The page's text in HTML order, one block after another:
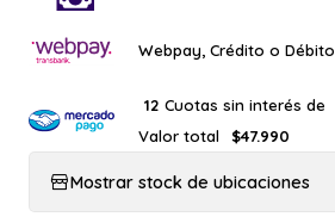
Webpay, Crédito o Débito
12 Cuotas sin interés de
Valor total
$47.990
Mostrar stock de ubicaciones